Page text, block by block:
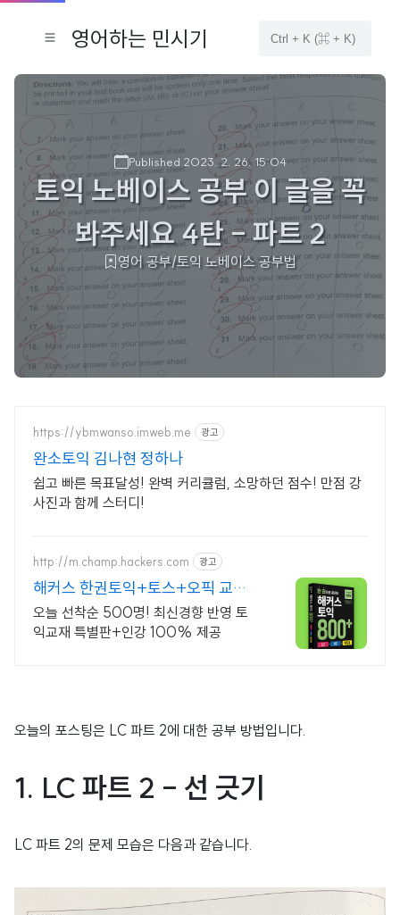
영어하는 민시기
Published 2023. 2. 26. 15:04
토익 노베이스 공부 이 글을 꼭
봐주세요 4탄 - 파트 2
영어 공부/토익 노베이스 공부법
https://ybmwanso.imweb.me 광고
완소토익 김나현 정하나
쉽고 빠른 목표달성! 완벽 커리큘럼, 소망하던 점수! 만점 강
사진과 함께 스터디!
http://m.champ.hackers.com 광고
해커스 한권토익+토스+오픽 교재
대규모 무료배포
오늘 선착순 500명! 최신경향 반영 토
익교재 특별판+인강 100% 제공
오늘의 포스팅은 LC 파트 2에 대한 공부 방법입니다.
1. LC 파트 2 - 선 긋기
LC 파트 2의 문제 모습은 다음과 같습니다.